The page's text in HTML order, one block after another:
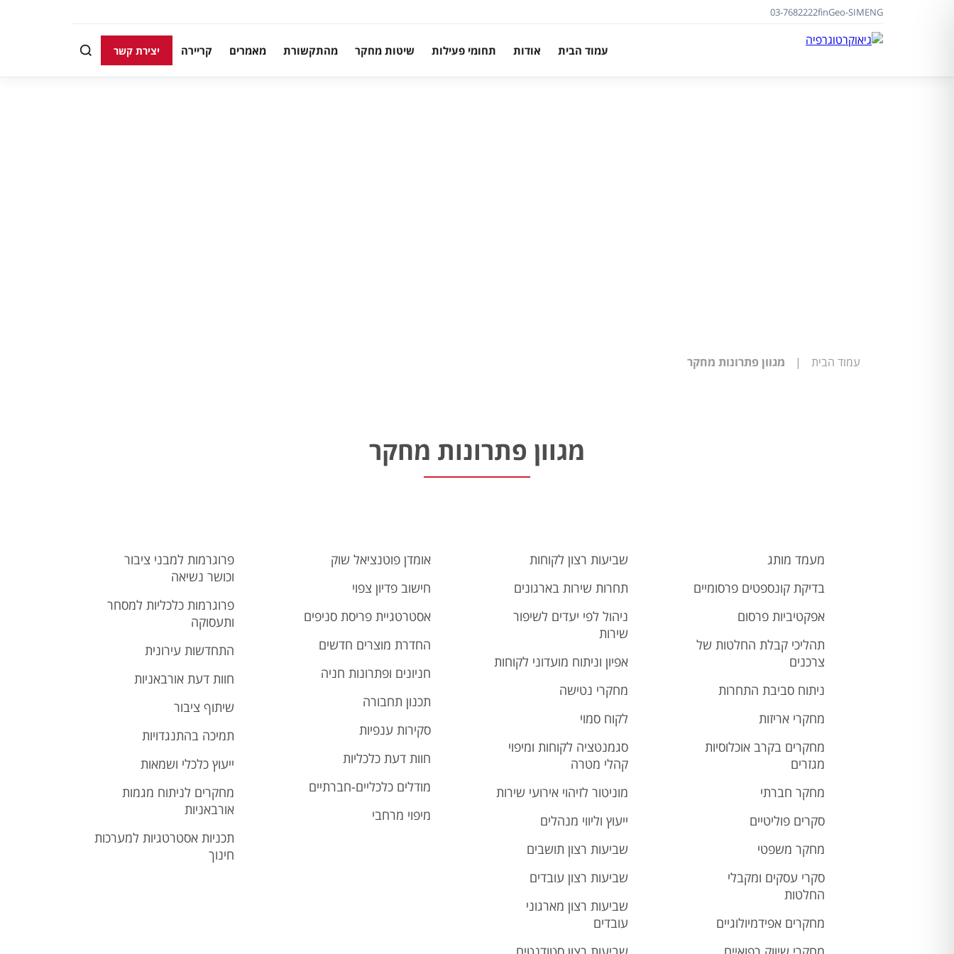
ENG
Geo-SIM
in
f
03-7682222
עמוד הבית אודות תחומי פעילות שיטות מחקר מהתקשורת מאמרים קריירה יצירת קשר
עמוד הבית | מגוון פתרונות מחקר
מגוון פתרונות מחקר
מעמד מותג
בדיקת קונספטים פרסומיים
אפקטיביות פרסום
תהליכי קבלת החלטות של
צרכנים
ניתוח סביבת התחרות
מחקרי אריזות
מחקרים בקרב אוכלוסיות
מגזרים
מחקר חברתי
סקרים פוליטיים
מחקר משפטי
סקרי עסקים ומקבלי
החלטות
מחקרים אפידמיולוגיים
שביעות רצון לקוחות
תחרות שירות בארגונים
ניהול לפי יעדים לשיפור
שירות
אפיון וניתוח מועדוני לקוחות
מחקרי נטישה
לקוח סמוי
סגמנטציה לקוחות ומיפוי
קהלי מטרה
מוניטור לזיהוי אירועי שירות
ייעוץ וליווי מנהלים
שביעות רצון תושבים
שביעות רצון עובדים
שביעות רצון מארגוני
עובדים
אומדן פוטנציאל שוק
חישוב פדיון צפוי
אסטרטגיית פריסת סניפים
החדרת מוצרים חדשים
חניונים ופתרונות חניה
תכנון תחבורה
סקירות ענפיות
חוות דעת כלכליות
מודלים כלכליים-חברתיים
מיפוי מרחבי
פרוגרמות למבני ציבור
וכושר נשיאה
פרוגרמות כלכליות למסחר
ותעסוקה
התחדשות עירונית
חוות דעת אורבאניות
שיתוף ציבור
תמיכה בהתנגדויות
ייעוץ כלכלי ושמאות
מחקרים לניתוח מגמות
אורבאניות
תכניות אסטרטגיות למערכות
חינוך